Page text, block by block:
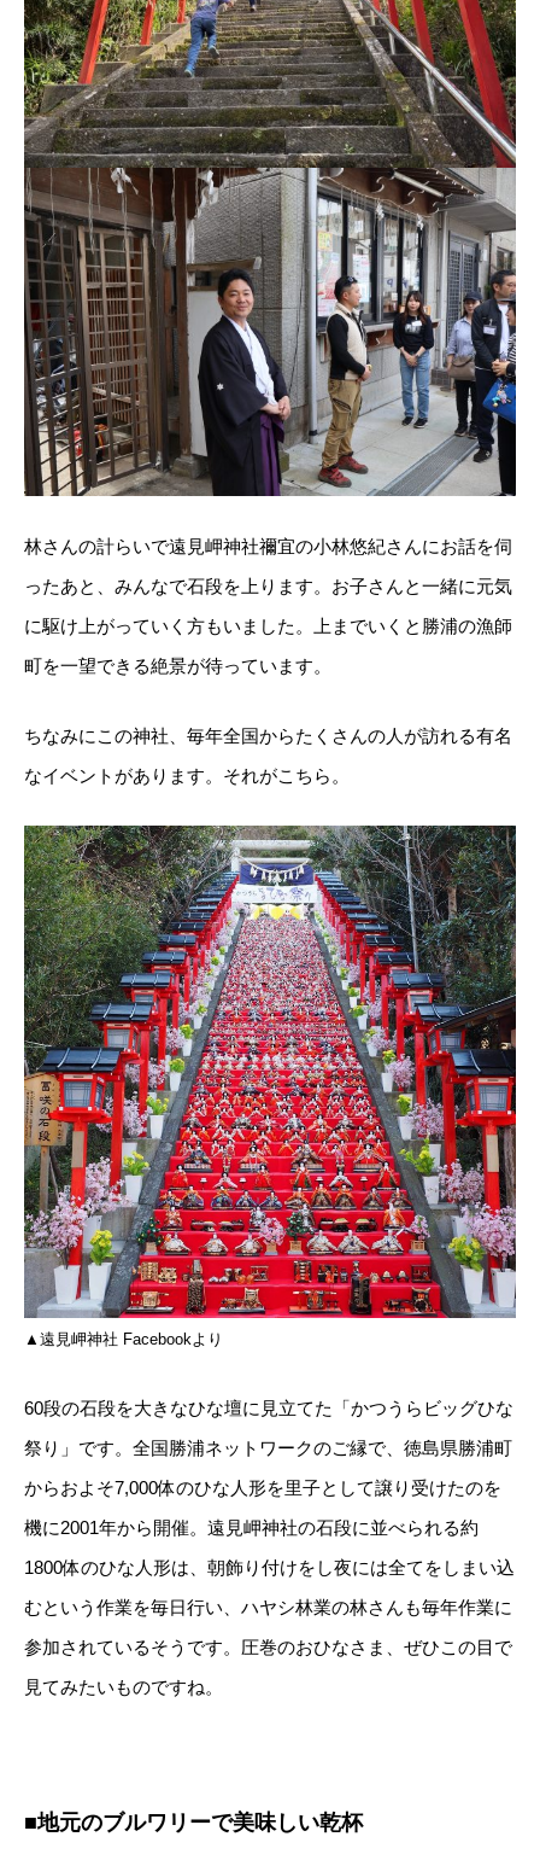
林さんの計らいで遠見岬神社禰宜の小林悠紀さんにお話を伺
ったあと、みんなで石段を上ります。お子さんと一緒に元気
に駆け上がっていく方もいました。上までいくと勝浦の漁師
町を一望できる絶景が待っています。
ちなみにこの神社、毎年全国からたくさんの人が訪れる有名
なイベントがあります。それがこちら。
▲遠見岬神社 Facebookより
60段の石段を大きなひな壇に見立てた「かつうらビッグひな
祭り」です。全国勝浦ネットワークのご縁で、徳島県勝浦町
からおよそ7,000体のひな人形を里子として譲り受けたのを
機に2001年から開催。遠見岬神社の石段に並べられる約
1800体のひな人形は、朝飾り付けをし夜には全てをしまい込
むという作業を毎日行い、ハヤシ林業の林さんも毎年作業に
参加されているそうです。圧巻のおひなさま、ぜひこの目で
見てみたいものですね。
■地元のブルワリーで美味しい乾杯